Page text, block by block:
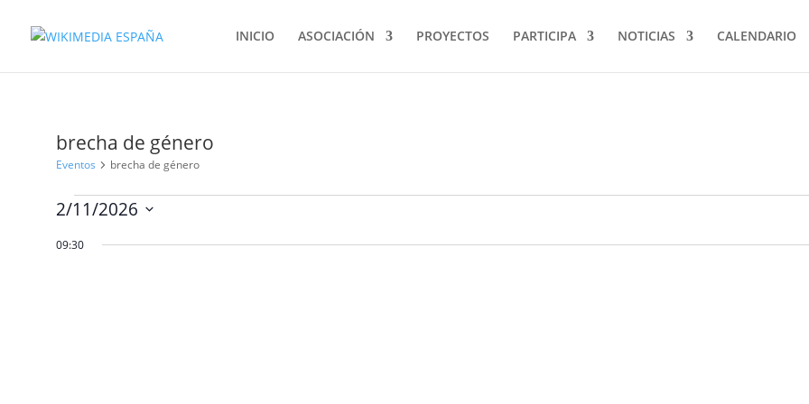
INICIO ASOCIACIÓN PROYECTOS PARTICIPA NOTICIAS CALENDARIO
brecha de género
Eventos brecha de género
Eventos
febrero
2/11/2026
la
09:30